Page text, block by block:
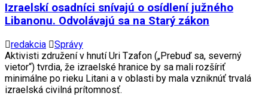
Izraelskí osadníci snívajú o osídlení južného
Libanonu. Odvolávajú sa na Starý zákon
redakcia
Správy
Aktivisti združení v hnutí Uri Tzafon („Prebuď sa, severný
vietor“) tvrdia, že izraelské hranice by sa mali rozšíriť
minimálne po rieku Litani a v oblasti by mala vzniknúť trvalá
izraelská civilná prítomnosť.